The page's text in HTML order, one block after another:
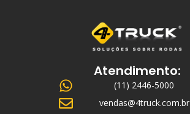
Atendimento:
(11) 2446-5000
vendas@4truck.com.br